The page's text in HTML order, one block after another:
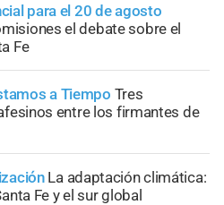
para el 20 de agosto
el debate sobre el
Fe
a Tiempo Tres
entre los firmantes de
La adaptación climática:
Fe y el sur global